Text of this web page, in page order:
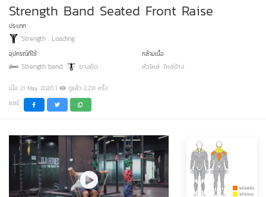
Strength Band Seated Front Raise
ประเภท
Strength : Loading
อุปกรณ์ที่ใช้
Strength band ยางยืด
กล้ามเนื้อ
หัวไหล่ ไหล่ข้าง
เมื่อ 21 May 2020 | ดูแล้ว 2,231 ครั้ง
แชร์